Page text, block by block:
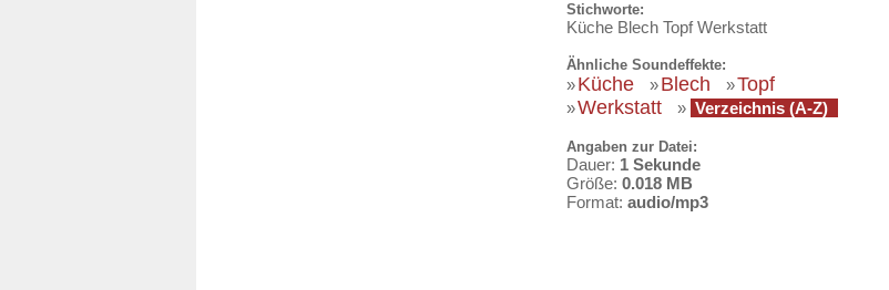
Stichworte:
Küche Blech Topf Werkstatt
Ähnliche Soundeffekte:
»Küche »Blech »Topf
»Werkstatt » Verzeichnis (A-Z)
Angaben zur Datei:
Dauer: 1 Sekunde
Größe: 0.018 MB
Format: audio/mp3